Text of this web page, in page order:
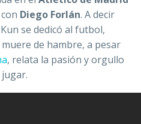
Diego Forlán. A decir
se dedicó al futbol,
de hambre, a pesar
, relata la pasión y orgullo